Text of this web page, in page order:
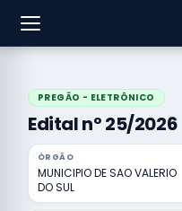
PREGÃO - ELETRÔNICO
Edital nº 25/2026
ÓRGÃO
MUNICIPIO DE SAO VALERIO
DO SUL